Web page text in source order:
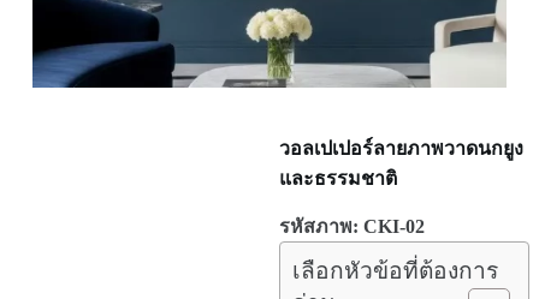
วอลเปเปอร์ลายภาพวาดนกยูง
และธรรมชาติ
รหัสภาพ: CKI-02
เลือกหัวข้อที่ต้องการ